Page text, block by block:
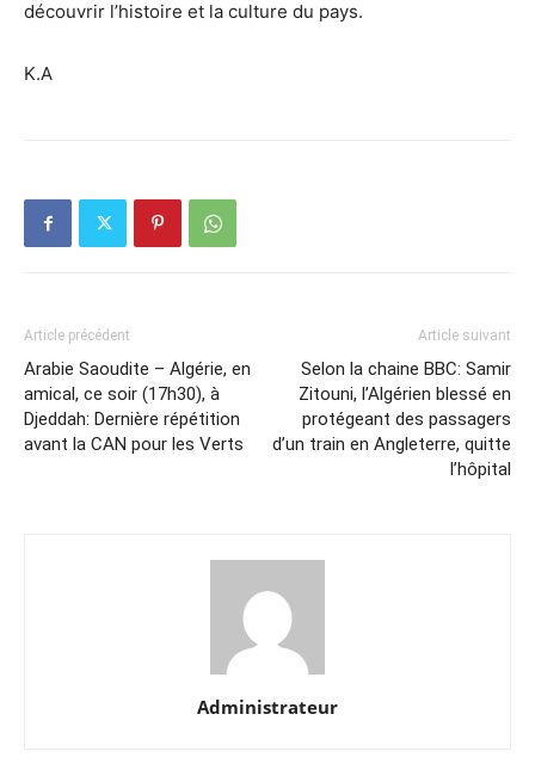
découvrir l’histoire et la culture du pays.
K.A
Article précédent
Arabie Saoudite – Algérie, en
amical, ce soir (17h30), à
Djeddah: Dernière répétition
avant la CAN pour les Verts
Article suivant
Selon la chaine BBC: Samir
Zitouni, l’Algérien blessé en
protégeant des passagers
d’un train en Angleterre, quitte
l’hôpital
Administrateur